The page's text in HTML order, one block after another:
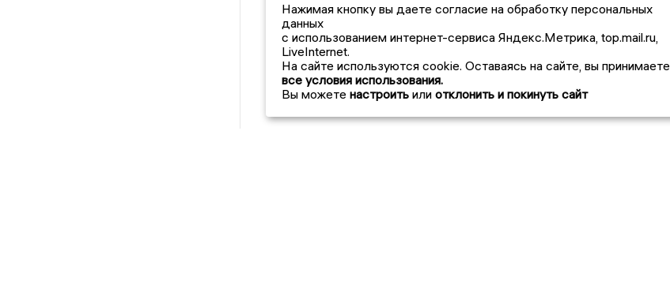
Нажимая кнопку вы даете согласие на обработку персональных
данных
с использованием интернет-сервиса Яндекс.Метрика, top.mail.ru,
LiveInternet.
На сайте используются cookie. Оставаясь на сайте, вы принимаете
все условия использования.
Вы можете настроить или отклонить и покинуть сайт